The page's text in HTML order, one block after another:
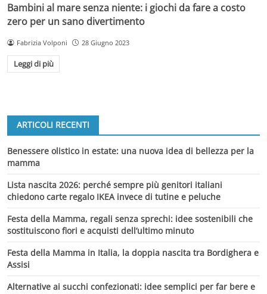
Bambini al mare senza niente: i giochi da fare a costo
zero per un sano divertimento
Fabrizia Volponi 28 Giugno 2023
Leggi di più
ARTICOLI RECENTI
Benessere olistico in estate: una nuova idea di bellezza per la
mamma
Lista nascita 2026: perché sempre più genitori italiani
chiedono carte regalo IKEA invece di tutine e peluche
Festa della Mamma, regali senza sprechi: idee sostenibili che
sostituiscono fiori e acquisti dell’ultimo minuto
Festa della Mamma in Italia, la doppia nascita tra Bordighera e
Assisi
Alternative ai succhi confezionati: idee semplici per far bere e